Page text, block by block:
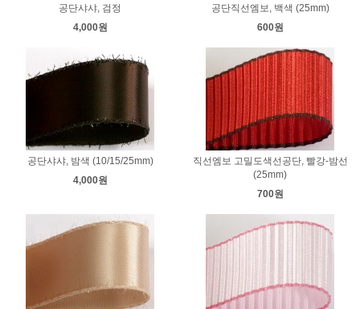
공단샤샤, 검정
4,000원
공단직선엠보, 백색 (25mm)
600원
공단샤샤, 밤색 (10/15/25mm)
4,000원
직선엠보 고밀도색선공단, 빨강-밤선
(25mm)
700원